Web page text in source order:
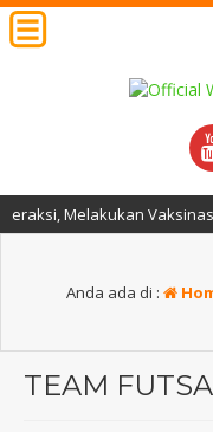
Vaksinasi
Anda ada di :
TEAM